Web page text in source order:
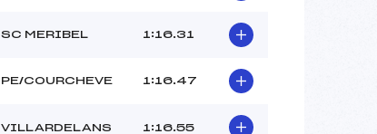
0°C
SC MERIBEL 1:16.31
PE/COURCHEVE 1:16.47
VILLARDELANS 1:16.55